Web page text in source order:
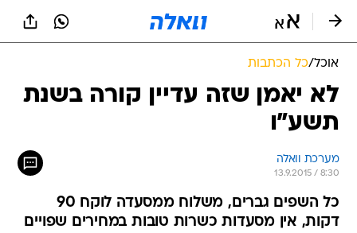
אוכל/כל הכתבות
לא יאמן שזה עדיין קורה בשנת
תשע"ו
מערכת וואלה
13.9.2015 / 8:30
כל השפים גברים, משלוח ממסעדה לוקח 90
דקות, אין מסעדות כשרות טובות במחירים שפויים